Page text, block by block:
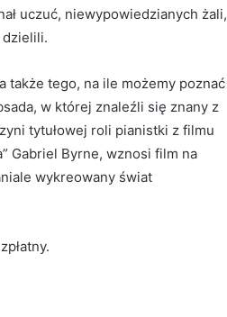
uczuć, niewypowiedzianych żali,
dzielili.
także tego, na ile możemy poznać
w której znaleźli się znany z
tytułowej roli pianistki z filmu
Gabriel Byrne, wznosi film na
wykreowany świat